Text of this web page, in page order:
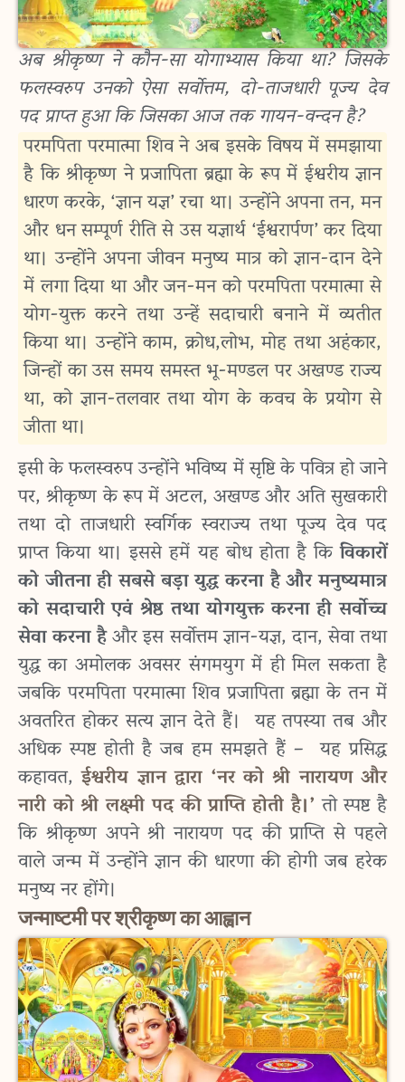
अब श्रीकृष्ण ने कौन-सा योगाभ्यास किया था? जिसके
फलस्वरुप उनको ऐसा सर्वोत्तम, दो-ताजधारी पूज्य देव
पद प्राप्त हुआ कि जिसका आज तक गायन-वन्दन है?
परमपिता परमात्मा शिव ने अब इसके विषय में समझाया
है कि श्रीकृष्ण ने प्रजापिता ब्रह्मा के रूप में ईश्वरीय ज्ञान
धारण करके, ‘ज्ञान यज्ञ’ रचा था। उन्होंने अपना तन, मन
और धन सम्पूर्ण रीति से उस यज्ञार्थ ‘ईश्वरार्पण’ कर दिया
था। उन्होंने अपना जीवन मनुष्य मात्र को ज्ञान-दान देने
में लगा दिया था और जन-मन को परमपिता परमात्मा से
योग-युक्त करने तथा उन्हें सदाचारी बनाने में व्यतीत
किया था। उन्होंने काम, क्रोध,लोभ, मोह तथा अहंकार,
जिन्हों का उस समय समस्त भू-मण्डल पर अखण्ड राज्य
था, को ज्ञान-तलवार तथा योग के कवच के प्रयोग से
जीता था।
इसी के फलस्वरुप उन्होंने भविष्य में सृष्टि के पवित्र हो जाने
पर, श्रीकृष्ण के रूप में अटल, अखण्ड और अति सुखकारी
तथा दो ताजधारी स्वर्गिक स्वराज्य तथा पूज्य देव पद
प्राप्त किया था। इससे हमें यह बोध होता है किविकारों
को जीतना ही सबसे बड़ा युद्ध करना है और मनुष्यमात्र
को सदाचारी एवं श्रेष्ठ तथा योगयुक्त करना ही सर्वोच्च
सेवा करना हैऔर इस सर्वोत्तम ज्ञान-यज्ञ, दान, सेवा तथा
युद्ध का अमोलक अवसर संगमयुग में ही मिल सकता है
जबकि परमपिता परमात्मा शिव प्रजापिता ब्रह्मा के तन में
अवतरित होकर सत्य ज्ञान देते हैं। यह तपस्या तब और
अधिक स्पष्ट होती है जब हम समझते हैं – यह प्रसिद्ध
कहावत, ईश्वरीय ज्ञान द्वारा ‘नर को श्री नारायण और
नारी को श्री लक्ष्मी पद की प्राप्ति होती है।’ तो स्पष्ट है
कि श्रीकृष्ण अपने श्री नारायण पद की प्राप्ति से पहले
वाले जन्म में उन्होंने ज्ञान की धारणा की होगी जब हरेक
मनुष्य नर होंगे।
जन्माष्टमी पर श्रीकृष्ण का आह्वान